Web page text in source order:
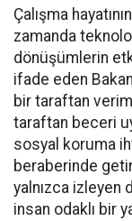
Çalışma
zamanda
dönüşümlerin
ifade eden
bir taraftan
taraftan beceri
sosyal koruma
beraberinde
yalnızca izleyen
insan odaklı bir